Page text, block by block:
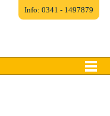
Info: 0341 - 1497879